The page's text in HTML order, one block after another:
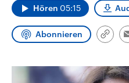
Audio-Archiv
Hören 05:15
Abonnieren
Link